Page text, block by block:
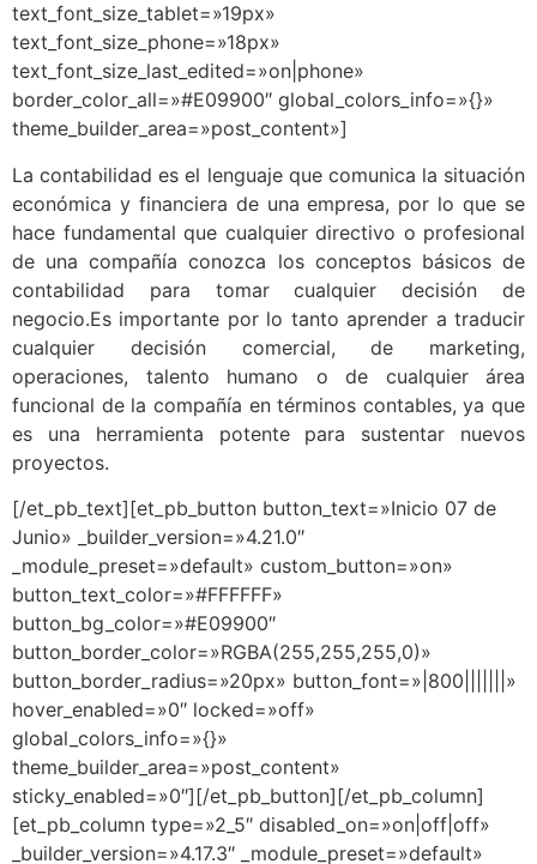
text_font_size_tablet=»19px»
text_font_size_phone=»18px»
text_font_size_last_edited=»on|phone»
border_color_all=»#E09900″ global_colors_info=»{}»
theme_builder_area=»post_content»]
La contabilidad es el lenguaje que comunica la situación
económica y financiera de una empresa, por lo que se
hace fundamental que cualquier directivo o profesional
de una compañía conozca los conceptos básicos de
contabilidad para tomar cualquier decisión de
negocio.Es importante por lo tanto aprender a traducir
cualquier decisión comercial, de marketing,
operaciones, talento humano o de cualquier área
funcional de la compañía en términos contables, ya que
es una herramienta potente para sustentar nuevos
proyectos.
[/et_pb_text][et_pb_button button_text=»Inicio 07 de
Junio» _builder_version=»4.21.0″
_module_preset=»default» custom_button=»on»
button_text_color=»#FFFFFF»
button_bg_color=»#E09900″
button_border_color=»RGBA(255,255,255,0)»
button_border_radius=»20px» button_font=»|800|||||||»
hover_enabled=»0″ locked=»off»
global_colors_info=»{}»
theme_builder_area=»post_content»
sticky_enabled=»0″][/et_pb_button][/et_pb_column]
[et_pb_column type=»2_5″ disabled_on=»on|off|off»
_builder_version=»4.17.3″ _module_preset=»default»